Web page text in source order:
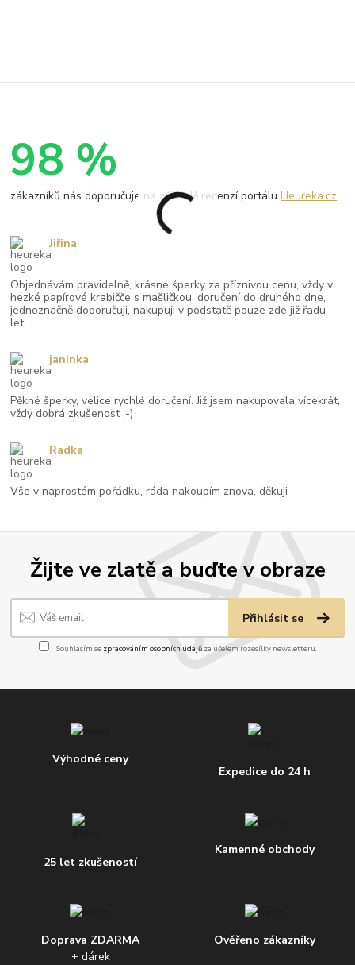
Žijte ve zlatě a buďte v obraze
Přihlásit se
Souhlasím se zpracováním osobních údajůza účelem rozesílky newsletteru.
Výhodné ceny
Expedice do 24 h
25 let zkušeností
Kamenné obchody
Doprava ZDARMA
+ dárek
Ověřeno zákazníky
98 %
zákazníků nás doporučuje na základě recenzí portáluHeureka.cz
Objednávám pravidelně, krásné šperky za příznivou cenu, vždy v
hezké papírové krabičče s mašličkou, doručení do druhého dne,
jednoznačně doporučuji, nakupuji v podstatě pouze zde již řadu
let.
Jiřina
Pěkné šperky, velice rychlé doručení. Již jsem nakupovala vícekrát,
vždy dobrá zkušenost :-)
janinka
Vše v naprostém pořádku, ráda nakoupím znova. děkuji
Radka